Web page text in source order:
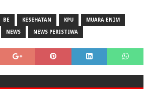
BE KESEHATAN KPU MUARA ENIM
NEWS NEWS PERISTIWA